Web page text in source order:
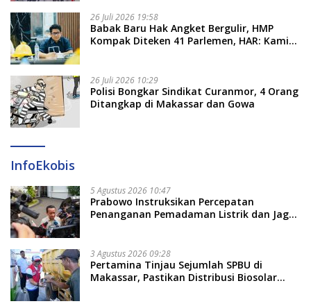
26 Juli 2026 19:58
​Babak Baru Hak Angket Bergulir, HMP
Kompak Diteken 41 Parlemen, HAR: Kami
26 Juli 2026 10:29
Polisi Bongkar Sindikat Curanmor, 4 Orang
Ditangkap di Makassar dan Gowa
InfoEkobis
5 Agustus 2026 10:47
Prabowo Instruksikan Percepatan
Penanganan Pemadaman Listrik dan Jaga
3 Agustus 2026 09:28
Pertamina Tinjau Sejumlah SPBU di
Makassar, Pastikan Distribusi Biosolar